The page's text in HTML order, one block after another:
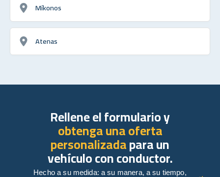
Míkonos
Atenas
Rellene el formulario y
obtenga una oferta
personalizadapara un
vehículo con conductor.
Hecho a su medida: a su manera, a su tiempo,